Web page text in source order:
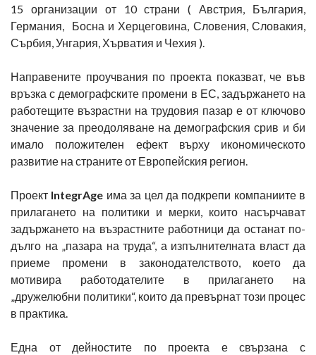
15 организации от 10 страни ( Австрия, България,
Германия, Босна и Херцеговина, Словения, Словакия,
Сърбия, Унгария, Хърватия и Чехия ).
Направените проучвания по проекта показват, че във
връзка с демографските промени в ЕС, задържането на
работещите възрастни на трудовия пазар е от ключово
значение за преодоляване на демографския срив и би
имало положителен ефект върху икономическото
развитие на страните от Европейския регион.
Проект IntegrAge има за цел да подкрепи компаниите в
прилагането на политики и мерки, които насърчават
задържането на възрастните работници да останат по-
дълго на „пазара на труда“, а изпълнителната власт да
приеме промени в законодателството, което да
мотивира работодателите в прилагането на
„дружелюбни политики“, които да превърнат този процес
в практика.
Една от дейностите по проекта е свързана с